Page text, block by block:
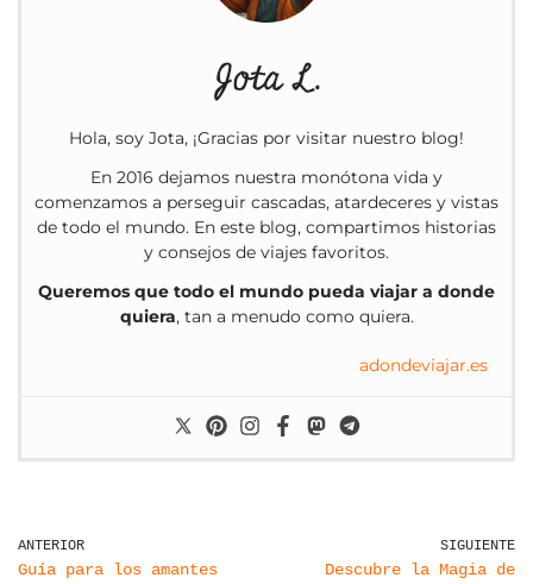
Jota L.
Hola, soy Jota, ¡Gracias por visitar nuestro blog!
En 2016 dejamos nuestra monótona vida y
comenzamos a perseguir cascadas, atardeceres y vistas
de todo el mundo. En este blog, compartimos historias
y consejos de viajes favoritos.
Queremos que todo el mundo pueda viajar a donde
quiera, tan a menudo como quiera.
adondeviajar.es
ANTERIOR
Guía para los amantes
SIGUIENTE
Descubre la Magia de